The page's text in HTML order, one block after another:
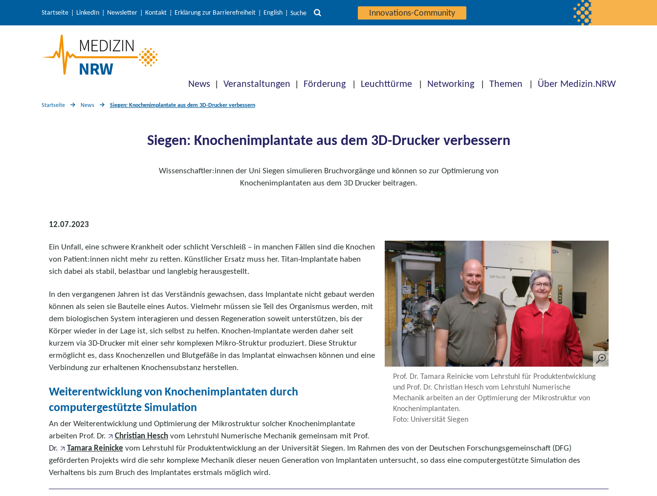
Startseite LinkedIn Newsletter Kontakt Erklärung zur Barrierefreiheit English Suche Innovations-Community
News Veranstaltungen Förderung Leuchttürme Networking Themen Über Medizin.NRW
Startseite News Siegen: Knochenimplantate aus dem 3D-Drucker verbessern
Siegen: Knochenimplantate aus dem 3D-Drucker verbessern
Wissenschaftler:innen der Uni Siegen simulieren Bruchvorgänge und können so zur Optimierung von
Knochenimplantaten aus dem 3D Drucker beitragen.
12.07.2023
Prof. Dr. Tamara Reinicke vom Lehrstuhl für Produktentwicklung
und Prof. Dr. Christian Hesch vom Lehrstuhl Numerische
Mechanik arbeiten an der Optimierung der Mikrostruktur von
Knochenimplantaten.
Foto: Universität Siegen
Ein Unfall, eine schwere Krankheit oder schlicht Verschleiß – in manchen Fällen sind die Knochen
von Patient:innen nicht mehr zu retten. Künstlicher Ersatz muss her. Titan-Implantate haben
sich dabei als stabil, belastbar und langlebig herausgestellt.
In den vergangenen Jahren ist das Verständnis gewachsen, dass Implantate nicht gebaut werden
können als seien sie Bauteile eines Autos. Vielmehr müssen sie Teil des Organismus werden, mit
dem biologischen System interagieren und dessen Regeneration soweit unterstützen, bis der
Körper wieder in der Lage ist, sich selbst zu helfen. Knochen-Implantate werden daher seit
kurzem via 3D-Drucker mit einer sehr komplexen Mikro-Struktur produziert. Diese Struktur
ermöglicht es, dass Knochenzellen und Blutgefäße in das Implantat einwachsen können und eine
Verbindung zur erhaltenen Knochensubstanz herstellen.
Weiterentwicklung von Knochenimplantaten durch
computergestützte Simulation
An der Weiterentwicklung und Optimierung der Mikrostruktur solcher Knochenimplantate
arbeiten Prof. Dr.
Christian Heschvom Lehrstuhl Numerische Mechanik gemeinsam mit Prof.
Dr.
Tamara Reinicke vom Lehrstuhl für Produktentwicklung an der Universität Siegen. Im Rahmen des von der Deutschen Forschungsgemeinschaft (DFG)
geförderten Projekts wird die sehr komplexe Mechanik dieser neuen Generation von Implantaten untersucht, so dass eine computergestützte Simulation des
Verhaltens bis zum Bruch des Implantates erstmals möglich wird.